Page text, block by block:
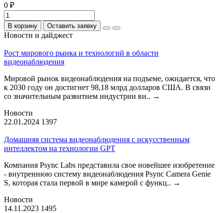
0 ₽
В корзину Оставить заявку
Новости и дайджест
Рост мирового рынка и технологий в области
видеонаблюдения
Мировой рынок видеонаблюдения на подъеме, ожидается, что
к 2030 году он достигнет 98,18 млрд долларов США. В связи
со значительным развитием индустрии ви.. →
Новости
22.01.2024 1397
Домашняя система видеонаблюдения с искусственным
интеллектом на технологии GPT
Компания Psync Labs представила свое новейшее изобретение
- внутреннюю систему видеонаблюдения Psync Camera Genie
S, которая стала первой в мире камерой с функц.. →
Новости
14.11.2023 1495